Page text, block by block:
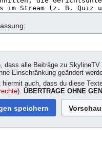
dass alle Beiträge zu
Einschränkung geändert
hiermit auch, dass du diese
). ÜBERTRAGE OHNE